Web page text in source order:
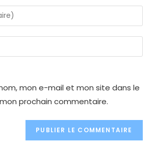
mon e-mail et mon site dans le
prochain commentaire.